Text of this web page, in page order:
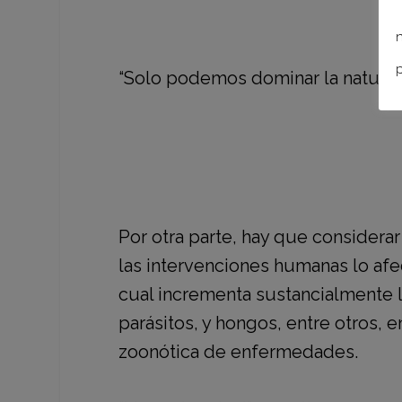
“Solo podemos dominar la
Por otra parte, hay que
las intervenciones humanas lo
cual incrementa
parásitos, y hongos, entre otros,
zoonótica de enfermedades.